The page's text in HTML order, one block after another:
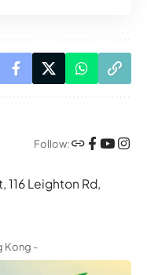
Follow:
116 Leighton Rd,
Kong -